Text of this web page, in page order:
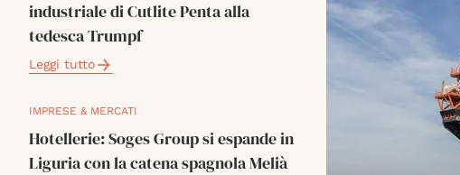
industriale di Cutlite Penta alla
tedesca Trumpf
Leggi tutto
IMPRESE & MERCATI
Hotellerie: Soges Group si espande in
Liguria con la catena spagnola Melià